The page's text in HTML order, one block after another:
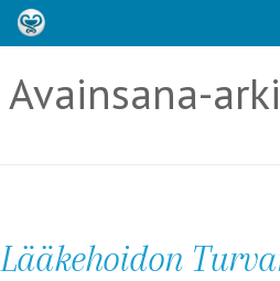
Avainsana-
Lääkehoidon